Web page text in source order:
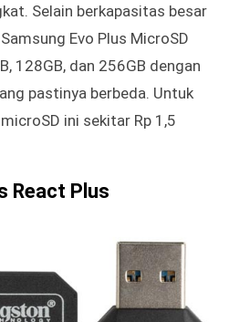
Selain berkapasitas besar
Evo Plus MicroSD
128GB, dan 256GB dengan
pastinya berbeda. Untuk
ini sekitar Rp 1,5
React Plus